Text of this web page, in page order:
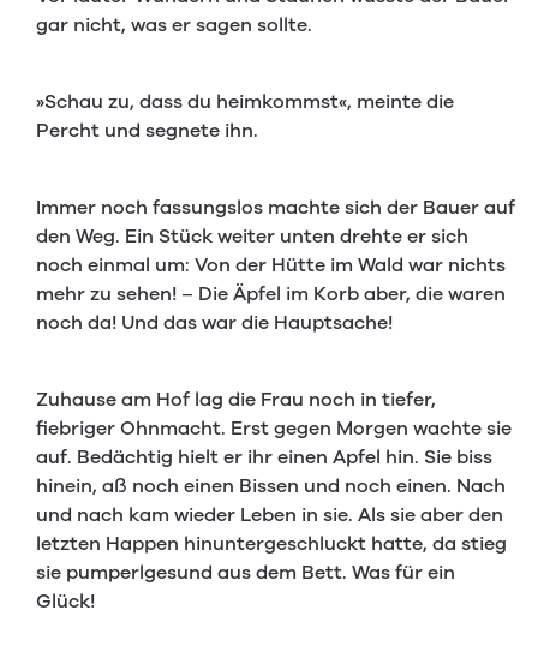
gar nicht, was er sagen sollte.
»Schau zu, dass du heimkommst«, meinte die
Percht und segnete ihn.
Immer noch fassungslos machte sich der Bauer auf
den Weg. Ein Stück weiter unten drehte er sich
noch einmal um: Von der Hütte im Wald war nichts
mehr zu sehen! – Die Äpfel im Korb aber, die waren
noch da! Und das war die Hauptsache!
Zuhause am Hof lag die Frau noch in tiefer,
fiebriger Ohnmacht. Erst gegen Morgen wachte sie
auf. Bedächtig hielt er ihr einen Apfel hin. Sie biss
hinein, aß noch einen Bissen und noch einen. Nach
und nach kam wieder Leben in sie. Als sie aber den
letzten Happen hinuntergeschluckt hatte, da stieg
sie pumperlgesund aus dem Bett. Was für ein
Glück!